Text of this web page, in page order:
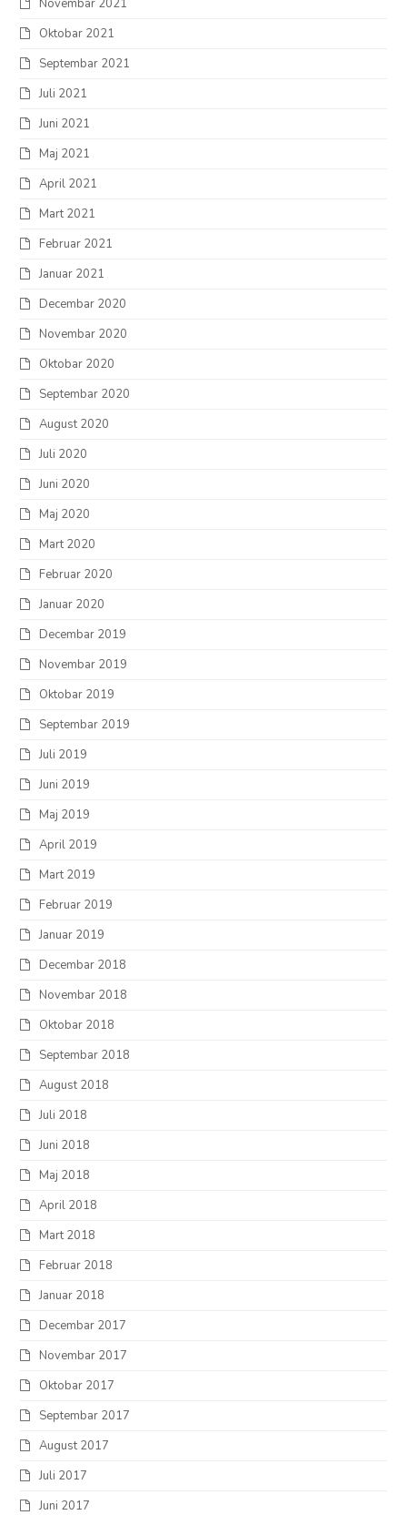
Novembar 2021
Oktobar 2021
Septembar 2021
Juli 2021
Juni 2021
Maj 2021
April 2021
Mart 2021
Februar 2021
Januar 2021
Decembar 2020
Novembar 2020
Oktobar 2020
Septembar 2020
August 2020
Juli 2020
Juni 2020
Maj 2020
Mart 2020
Februar 2020
Januar 2020
Decembar 2019
Novembar 2019
Oktobar 2019
Septembar 2019
Juli 2019
Juni 2019
Maj 2019
April 2019
Mart 2019
Februar 2019
Januar 2019
Decembar 2018
Novembar 2018
Oktobar 2018
Septembar 2018
August 2018
Juli 2018
Juni 2018
Maj 2018
April 2018
Mart 2018
Februar 2018
Januar 2018
Decembar 2017
Novembar 2017
Oktobar 2017
Septembar 2017
August 2017
Juli 2017
Juni 2017